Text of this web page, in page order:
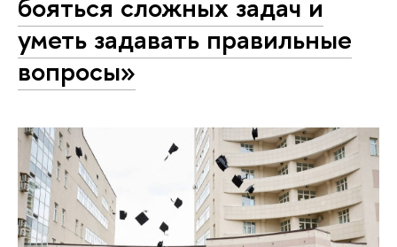
уметь задавать правильные
вопросы»